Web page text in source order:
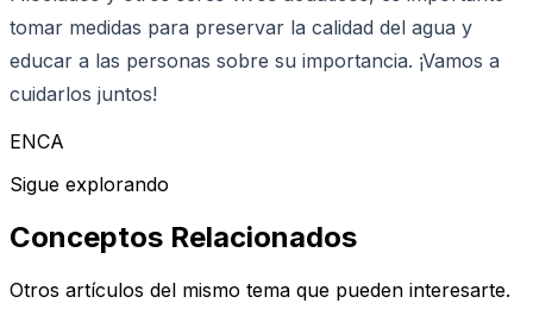
tomar medidas para preservar la calidad del agua y
educar a las personas sobre su importancia. ¡Vamos a
cuidarlos juntos!
ENCA
Sigue explorando
Conceptos Relacionados
Otros artículos del mismo tema que pueden interesarte.